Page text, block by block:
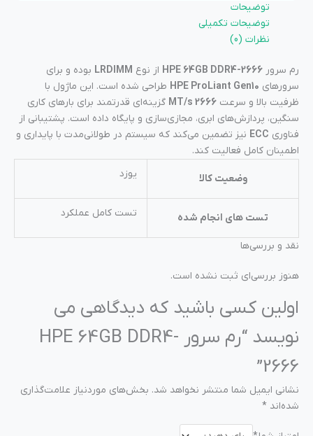
توضیحات
توضیحات تکمیلی
نظرات (0)
رم سرور HPE 64GB DDR4-2666 از نوع LRDIMM بوده و برای
سرورهای HPE ProLiant Gen10 طراحی شده است. این ماژول با
ظرفیت بالا و سرعت 2666 MT/s
گزینه‌ای قدرتمند برای بارهای کاری
سنگین، پردازش‌های ابری، مجازی‌سازی و پایگاه داده است. پشتیبانی از
فناوری ECC نیز تضمین می‌کند که سیستم در طولانی‌مدت با پایداری و
اطمینان کامل فعالیت کند.
وضعیت کالا یوزد
تست های انجام شده تست کامل عملکرد
نقد و بررسی‌ها
هنوز بررسی‌ای ثبت نشده است.
اولین کسی باشید که دیدگاهی می
نویسد “رم سرور HPE 64GB DDR4-
2666”
نشانی ایمیل شما منتشر نخواهد شد. بخش‌های موردنیاز علامت‌گذاری
شده‌اند *